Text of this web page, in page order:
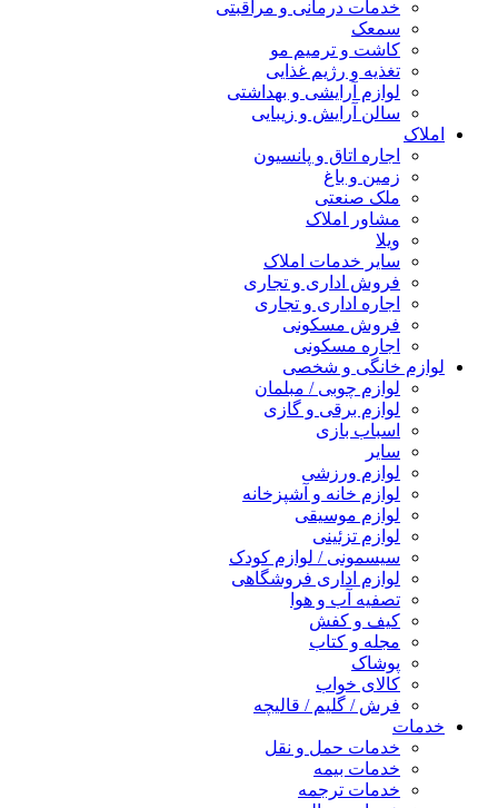
خدمات درمانی و مراقبتی
سمعک
کاشت و ترمیم مو
تغذیه و رژیم غذایی
لوازم آرایشی و بهداشتی
سالن آرایش و زیبایی
املاک
اجاره اتاق و پانسیون
زمین و باغ
ملک صنعتی
مشاور املاک
ویلا
سایر خدمات املاک
فروش اداری و تجاری
اجاره اداری و تجاری
فروش مسکونی
اجاره مسکونی
لوازم خانگی و شخصی
لوازم چوبی / مبلمان
لوازم برقی و گازی
اسباب بازی
سایر
لوازم ورزشی
لوازم خانه و آشپزخانه
لوازم موسیقی
لوازم تزئینی
سیسمونی / لوازم کودک
لوازم اداری فروشگاهی
تصفیه آب و هوا
کیف و کفش
مجله و کتاب
پوشاک
کالای خواب
فرش / گلیم / قالیچه
خدمات
خدمات حمل و نقل
خدمات بیمه
خدمات ترجمه